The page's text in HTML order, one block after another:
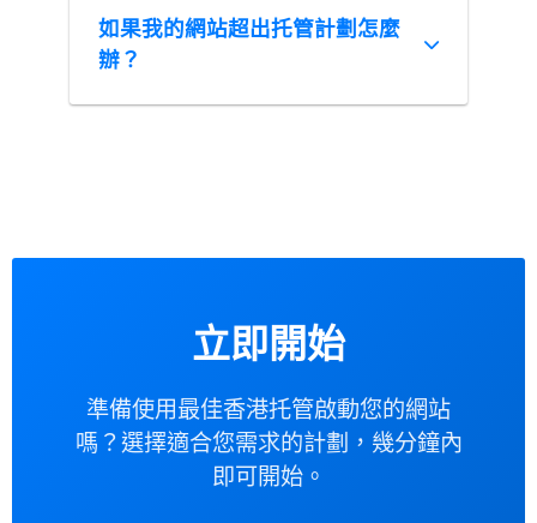
如果我的網站超出托管計劃怎麼
辦？
立即開始
準備使用最佳香港托管啟動您的網站
嗎？選擇適合您需求的計劃，幾分鐘內
即可開始。